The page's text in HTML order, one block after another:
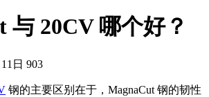
与 20CV 哪个好？
日 903
钢的主要区别在于，MagnaCut 钢的韧性